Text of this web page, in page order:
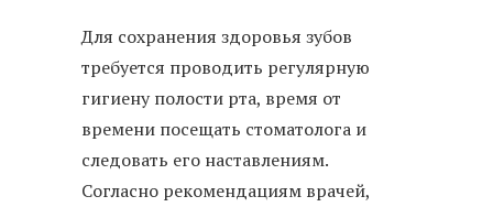
Для сохранения здоровья зубов
требуется проводить регулярную
гигиену полости рта, время от
времени посещать стоматолога и
следовать его наставлениям.
Согласно рекомендациям врачей,